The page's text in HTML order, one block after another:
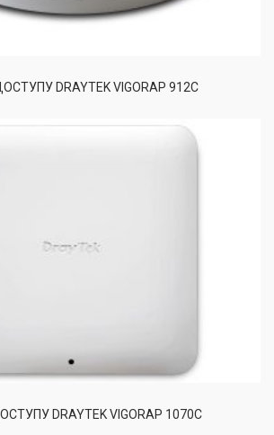
DRAYTEK VIGORAP 912C
DRAYTEK VIGORAP 1070C